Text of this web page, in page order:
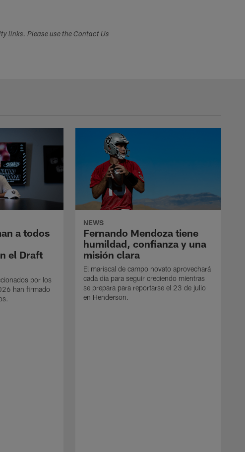
links. Please use the Contact Us
a todos
el Draft
por los
han firmado
NEWS
Fernando Mendoza tiene
humildad, confianza y una
misión clara
El mariscal de campo novato aprovechará
cada día para seguir creciendo mientras
se prepara para reportarse el 23 de julio
en Henderson.